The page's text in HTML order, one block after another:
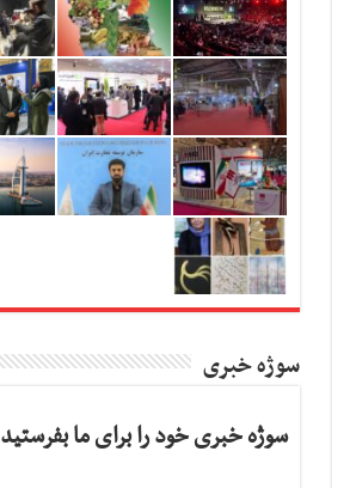
سوژه خبری
سوژه خبری خود را برای ما بفرستید